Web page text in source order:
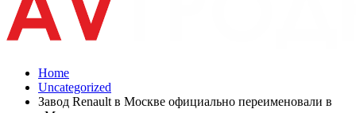
Home
Uncategorized
Завод Renault в Москве официально переименовали в